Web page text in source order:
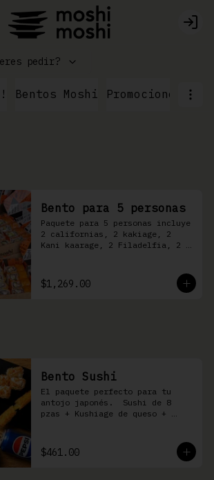
pedir?
Bentos Moshi Promociones
Bento para 5 personas
Paquete para 5 personas incluye
2 californias, 2 kakiage, 2
Kani kaarage, 2 Filadelfia, 2
$1,269.00
Bento Sushi
El paquete perfecto para tu
antojo japonés.  Sushi de 8
pzas + Kushiage de queso +
$461.00